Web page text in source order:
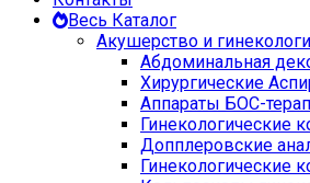
Весь Каталог
Акушерство и
Абдоминальная
Хирургические
Аппараты БОС-
Гинекологические
Допплеровские
Гинекологические